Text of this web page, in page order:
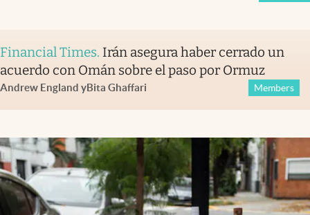
Financial Times. Irán asegura haber cerrado un
acuerdo con Omán sobre el paso por Ormuz
Andrew England yBita Ghaffari Members